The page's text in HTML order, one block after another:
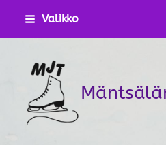
Siirry
Valikko